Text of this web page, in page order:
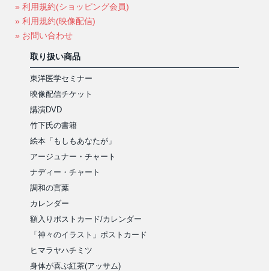
» 利用規約(ショッピング会員)
» 利用規約(映像配信)
» お問い合わせ
取り扱い商品
東洋医学セミナー
映像配信チケット
講演DVD
竹下氏の書籍
絵本「もしもあなたが」
アージュナー・チャート
ナディー・チャート
調和の言葉
カレンダー
額入りポストカード/カレンダー
「神々のイラスト」ポストカード
ヒマラヤハチミツ
身体が喜ぶ紅茶(アッサム)